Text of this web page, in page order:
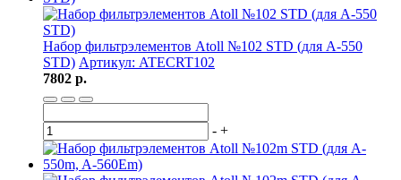
Набор фильтрэлементов Atoll №102 STD (для A-550
STD) Артикул: ATECRT102
7802 р.
- +